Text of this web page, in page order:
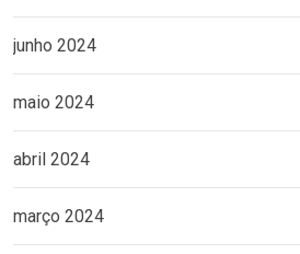
junho 2024
maio 2024
abril 2024
março 2024